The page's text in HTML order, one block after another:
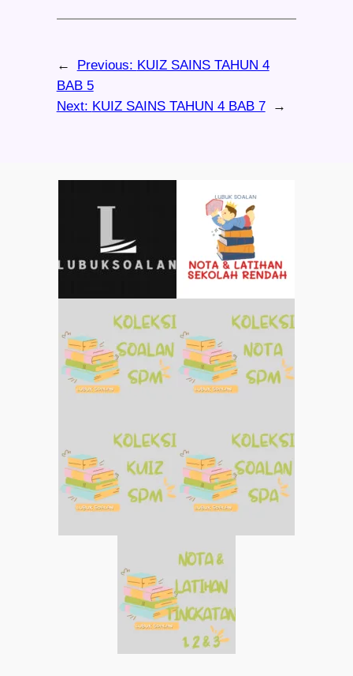
← Previous: KUIZ SAINS TAHUN 4
BAB 5
Next: KUIZ SAINS TAHUN 4 BAB 7 →